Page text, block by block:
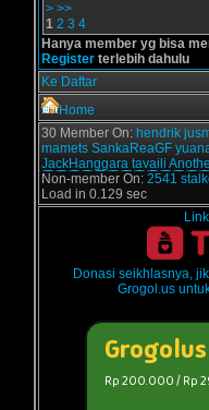
> >>
1 2 3 4
Hanya member yg bisa
Register terlebih dahulu
Ke Daftar
Home
30 Member On: hendrik
mamets SankaReaGF
JackHanggara tavaili
Non-member On: 2541
Load in 0.129 sec
Donasi seikhlasnya,
Grogol.us